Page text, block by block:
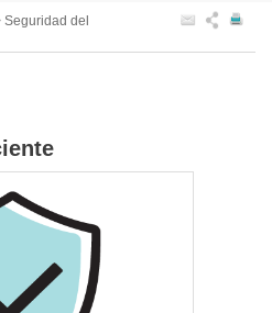
Seguridad del